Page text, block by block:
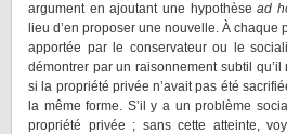
argument en ajoutant une hypothèsead
lieu d’en proposer une nouvelle. À chaque
apportée par le conservateur ou le
démontrer par un raisonnement subtil qu’il
si la propriété privée n’avait pas été
la même forme. S’il y a un problème
propriété privée ; sans cette atteinte,